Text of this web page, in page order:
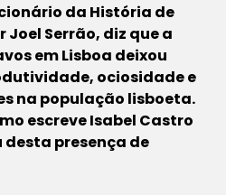
da História de
Serrão, diz que a
em Lisboa deixou
ociosidade e
na população lisboeta.
escreve Isabel Castro
desta presença de